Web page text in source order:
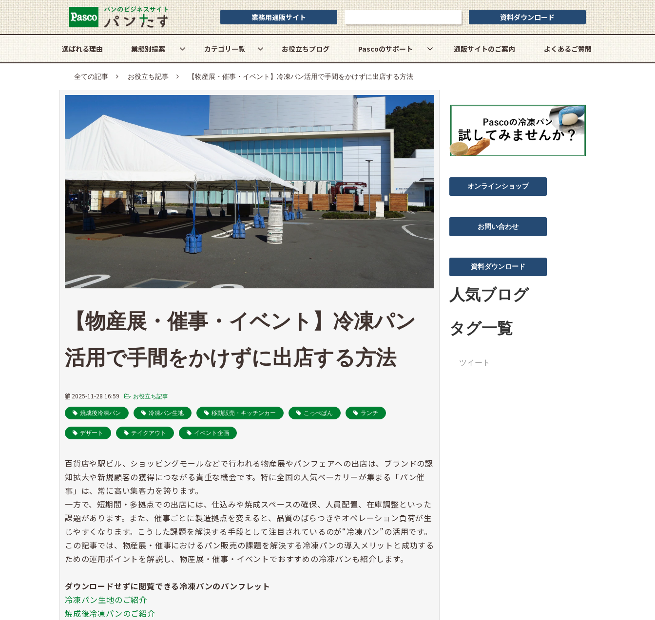
業務用通販サイト 資料ダウンロード
選ばれる理由 業態別提案 カテゴリ一覧 お役立ちブログ Pascoのサポート 通販サイトのご案内 よくあるご質問
全ての記事 お役立ち記事 【物産展・催事・イベント】冷凍パン活用で手間をかけずに出店する方法
【物産展・催事・イベント】冷凍パン
活用で手間をかけずに出店する方法
2025-11-28 16:59 お役立ち記事
焼成後冷凍パン 冷凍パン生地 移動販売・キッチンカー こっぺぱん ランチ
デザート テイクアウト イベント企画
百貨店や駅ビル、ショッピングモールなどで行われる物産展やパンフェアへの出店は、ブランドの認
知拡大や新規顧客の獲得につながる貴重な機会です。特に全国の人気ベーカリーが集まる「パン催
事」は、常に高い集客力を誇ります。
一方で、短期間・多拠点での出店には、仕込みや焼成スペースの確保、人員配置、在庫調整といった
課題があります。また、催事ごとに製造拠点を変えると、品質のばらつきやオペレーション負荷が生
じやすくなります。こうした課題を解決する手段として注目されているのが“冷凍パン”の活用です。
この記事では、物産展・催事におけるパン販売の課題を解決する冷凍パンの導入メリットと成功する
ための運用ポイントを解説し、物産展・催事・イベントでおすすめの冷凍パンも紹介します。
ダウンロードせずに閲覧できる冷凍パンのパンフレット
冷凍パン生地のご紹介
焼成後冷凍パンのご紹介
オンラインショップ
お問い合わせ
資料ダウンロード
人気ブログ
タグ一覧
ツイート